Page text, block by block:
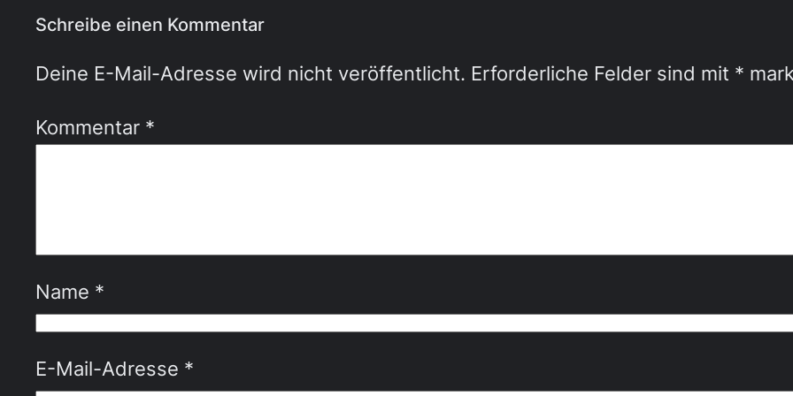
Schreibe einen Kommentar
Deine E-Mail-Adresse wird nicht veröffentlicht. Erforderliche Felder sind mit *
Kommentar *
Name *
E-Mail-Adresse *